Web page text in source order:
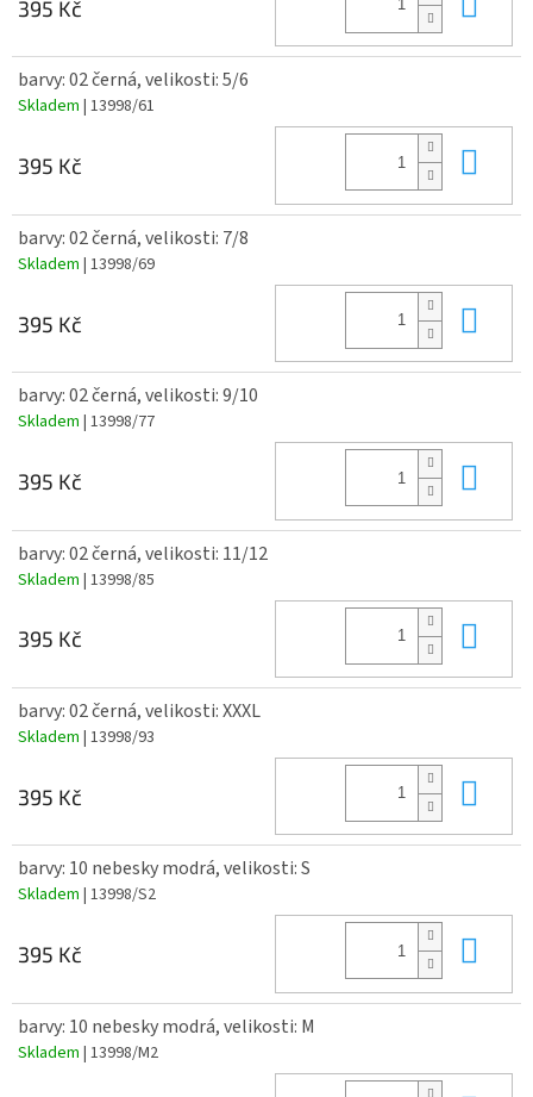
395 Kč
barvy: 02 černá, velikosti: 5/6
Skladem | 13998/61
395 Kč
barvy: 02 černá, velikosti: 7/8
Skladem | 13998/69
395 Kč
barvy: 02 černá, velikosti: 9/10
Skladem | 13998/77
395 Kč
barvy: 02 černá, velikosti: 11/12
Skladem | 13998/85
395 Kč
barvy: 02 černá, velikosti: XXXL
Skladem | 13998/93
395 Kč
barvy: 10 nebesky modrá, velikosti: S
Skladem | 13998/S2
395 Kč
barvy: 10 nebesky modrá, velikosti: M
Skladem | 13998/M2